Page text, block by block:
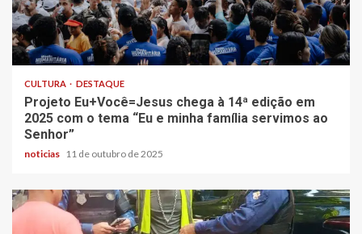
CULTURA DESTAQUE
Projeto Eu+Você=Jesus chega à 14ª edição em
2025 com o tema “Eu e minha família servimos ao
Senhor”
noticias 11 de outubro de 2025